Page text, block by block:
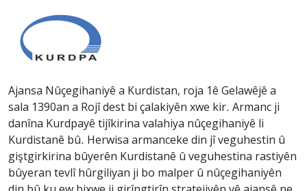
Ajansa Nûçegihaniyê a Kurdistan, roja 1ê Gelawêjê a
sala 1390an a Rojî dest bi çalakiyên xwe kir. Armanc ji
danîna Kurdpayê tijîkirina valahiya nûçegihaniyê li
Kurdistanê bû. Herwisa armanceke din jî veguhestin û
giştgirkirina bûyerên Kurdistanê û veguhestina rastiyên
bûyeran tevlî hûrgiliyan ji bo malper û nûçegihaniyên